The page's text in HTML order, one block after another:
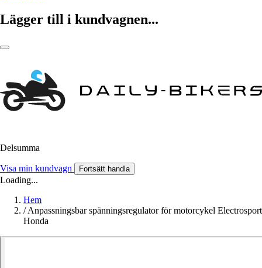
Lägger till i kundvagnen...
Delsumma
Visa min kundvagn Fortsätt handla
Loading...
Hem
/ Anpassningsbar spänningsregulator för motorcykel Electrosport
Honda